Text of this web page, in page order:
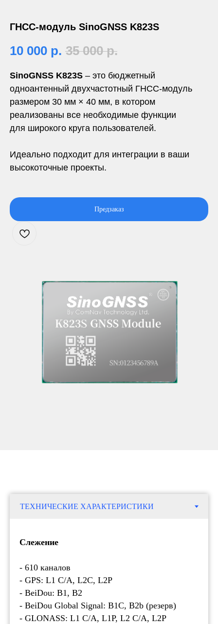
ГНСС-модуль SinoGNSS K823S
10 000 р. 35 000 р.
SinoGNSS K823S – это бюджетный
одноантенный двухчастотный ГНСС-модуль
размером 30 мм × 40 мм, в котором
реализованы все необходимые функции
для широкого круга пользователей.
Идеально подходит для интеграции в ваши
высокоточные проекты.
Предзаказ
Слежение
- 610 каналов
- GPS: L1 C/A, L2C, L2P
- BeiDou: B1, B2
- BeiDou Global Signal: B1C, B2b (резерв)
- GLONASS: L1 C/A, L1P, L2 C/A, L2P